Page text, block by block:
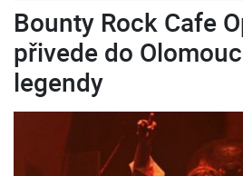
Bounty Rock Cafe
přivede do
legendy